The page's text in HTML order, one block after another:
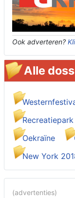
Ook adverteren?
Alle
Oekraïne
New York
(advertenties)